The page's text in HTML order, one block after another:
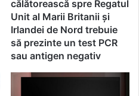
călătorească spre Regatul
Unit al Marii Britanii și
Irlandei de Nord trebuie
să prezinte un test PCR
sau antigen negativ